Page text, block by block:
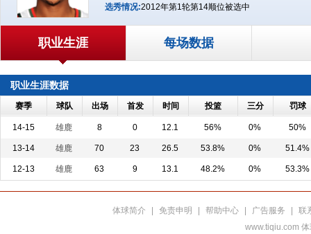
选秀情况:2012年第1轮第14顺位被选中
职业生涯 每场数据
职业生涯数据
赛季 球队 出场 首发 时间 投篮 三分 罚球
14-15 雄鹿 8 0 12.1 56% 0% 50%
13-14 雄鹿 70 23 26.5 53.8% 0% 51.4%
12-13 雄鹿 63 9 13.1 48.2% 0% 53.3%
体球简介 免责申明 帮助中心 广告服务
联
www.tiqiu.com